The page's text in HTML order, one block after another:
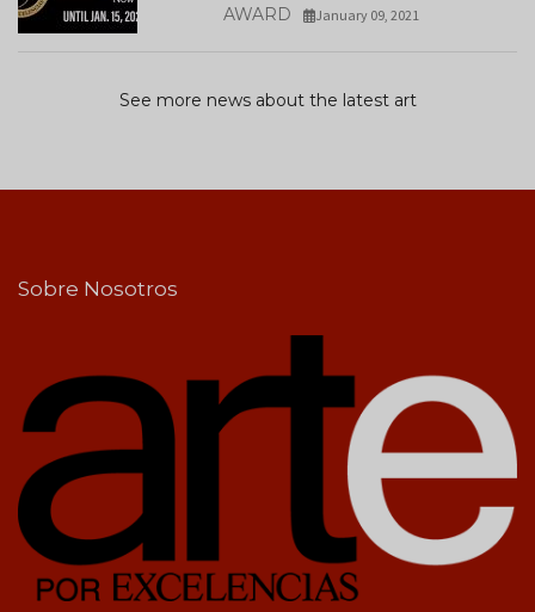
AWARD
January 09, 2021
See more news about the latest art
Sobre Nosotros